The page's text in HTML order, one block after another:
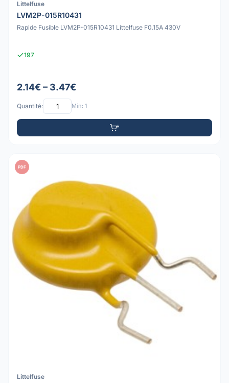
Littelfuse
LVM2P-015R10431
Rapide Fusible LVM2P-015R10431 Littelfuse F0.15A 430V
197
2.14€ – 3.47€
Quantité: Min: 1
PDF
Littelfuse